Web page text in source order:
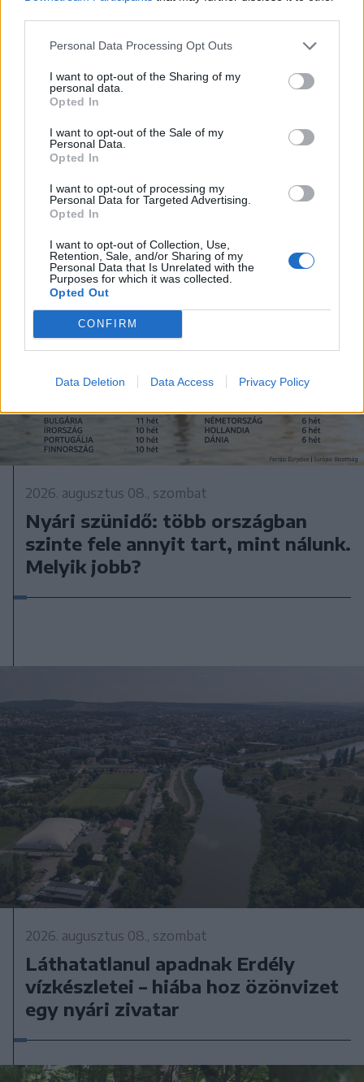
Personal Data Processing Opt Outs
I want to opt-out of the Sharing of my
personal data.
Opted In
I want to opt-out of the Sale of my
Personal Data.
Opted In
I want to opt-out of processing my
Personal Data for Targeted Advertising.
Opted In
I want to opt-out of Collection, Use,
Retention, Sale, and/or Sharing of my
Personal Data that Is Unrelated with the
Purposes for which it was collected.
Opted Out
CONFIRM
Data Deletion Data Access Privacy Policy
Nőileg
Sándor Ella: Na, indíts, s
menjünk!
2026. augusztus 08., szombat
Nyári szünidő: több országban
szinte fele annyit tart, mint nálunk.
Melyik jobb?
2026. augusztus 08., szombat
Láthatatlanul apadnak Erdély
vízkészletei – hiába hoz özönvizet
egy nyári zivatar